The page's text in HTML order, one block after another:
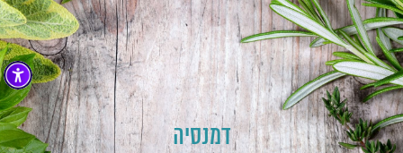
דמנסיה